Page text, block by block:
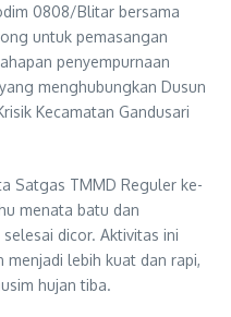
0808/Blitar bersama
untuk pemasangan
penyempurnaan
menghubungkan Dusun
Kecamatan Gandusari
Satgas TMMD Reguler ke-
menata batu dan
dicor. Aktivitas ini
lebih kuat dan rapi,
hujan tiba.